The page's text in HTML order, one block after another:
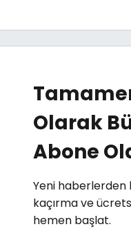
Olarak
Abone
Yeni haberlerden
kaçırma ve
hemen başlat.